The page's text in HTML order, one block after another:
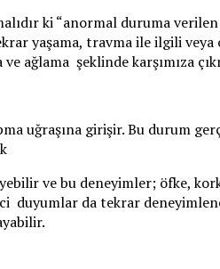
ki “anormal duruma
yaşama, travma ile ilgili veya
ağlama şeklinde karşımıza
uğraşına girişir. Bu durum
ve bu deneyimler; öfke,
duyumlar da tekrar